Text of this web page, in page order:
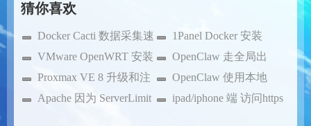
猜你喜欢
Docker Cacti 数据采集速
度备忘
1Panel Docker 安装
Cacti
VMware OpenWRT 安装
记录
OpenClaw 走全局出
站
Proxmax VE 8 升级和注
释
OpenClaw 使用本地
Ollama模型配置
Apache 因为 ServerLimit
ipad/iphone 端 访问https